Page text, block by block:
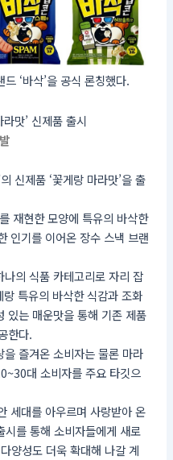
‘바삭’을 공식 론칭했다.
맛’ 신제품 출시
신제품 ‘꽃게랑 마라맛’을 출
재현한 모양에 특유의 바삭한
인기를 이어온 장수 스낵 브랜
의 식품 카테고리로 자리 잡
랑 특유의 바삭한 식감과 조화
있는 매운맛을 통해 기존 제품
한다.
즐겨온 소비자는 물론 마라
대 소비자를 주요 타깃으
세대를 아우르며 사랑받아 온
시를 통해 소비자들에게 새로
양성도 더욱 확대해 나갈 계